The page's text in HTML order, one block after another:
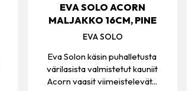
EVA SOLO ACORN
MALJAKKO 16CM, PINE
EVA SOLO
Eva Solon käsin puhalletusta
värilasista valmistetut kauniit
Acorn vaasit viimeistelevät...